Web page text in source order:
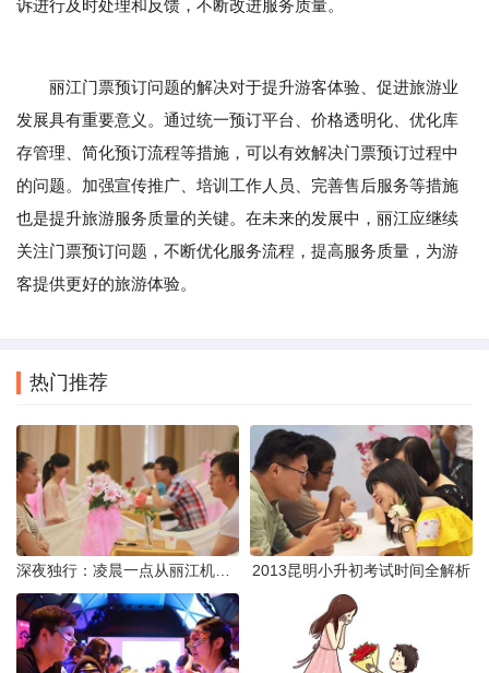
诉进行及时处理和反馈，不断改进服务质量。
丽江门票预订问题的解决对于提升游客体验、促进旅游业
发展具有重要意义。通过统一预订平台、价格透明化、优化库
存管理、简化预订流程等措施，可以有效解决门票预订过程中
的问题。加强宣传推广、培训工作人员、完善售后服务等措施
也是提升旅游服务质量的关键。在未来的发展中，丽江应继续
关注门票预订问题，不断优化服务流程，提高服务质量，为游
客提供更好的旅游体验。
热门推荐
2013昆明小升初考试时间全解析